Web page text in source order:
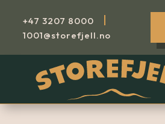
+47 3207 8000 |
1001@storefjell.no